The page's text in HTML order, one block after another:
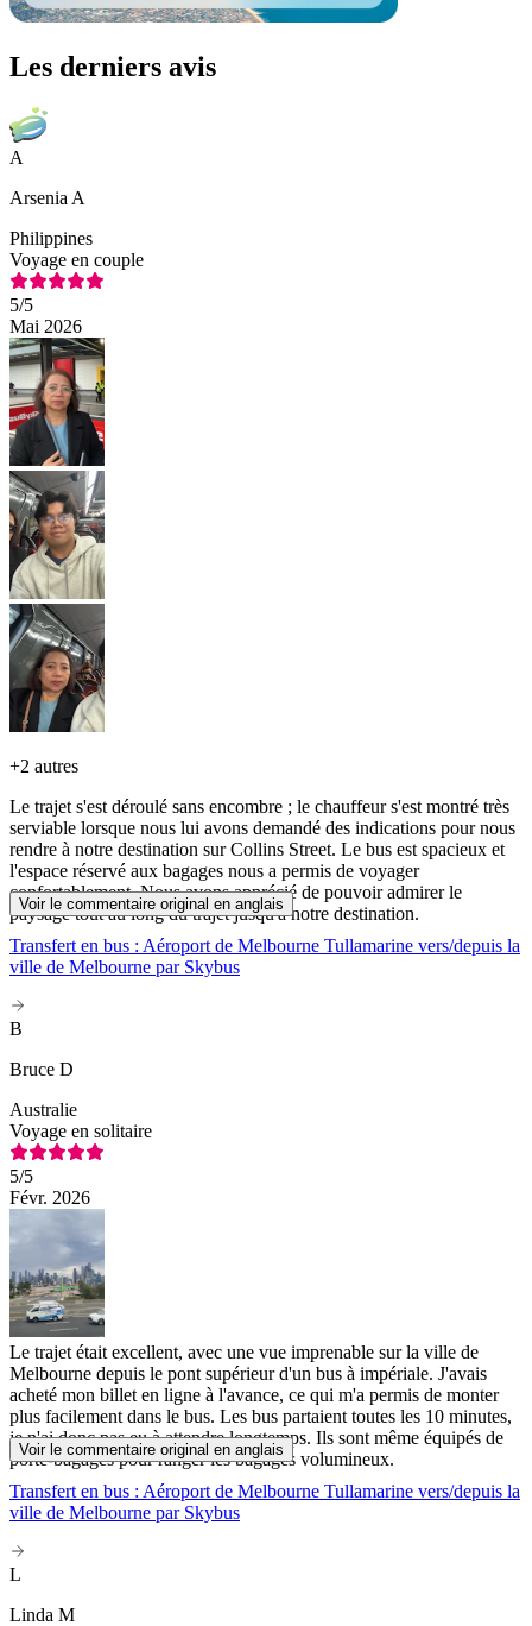
Les derniers avis
A
Arsenia A
Philippines
Voyage en couple
5/5
Mai 2026
+2 autres
Le trajet s'est déroulé sans encombre ; le chauffeur s'est montré très
serviable lorsque nous lui avons demandé des indications pour nous
rendre à notre destination sur Collins Street. Le bus est spacieux et
l'espace réservé aux bagages nous a permis de voyager
confortablement. Nous avons apprécié de pouvoir admirer le
paysage tout au long du trajet jusqu'à notre destination.
Voir le commentaire original en anglais
Transfert en bus : Aéroport de Melbourne Tullamarine vers/depuis la
ville de Melbourne par Skybus
B
Bruce D
Australie
Voyage en solitaire
5/5
Févr. 2026
Le trajet était excellent, avec une vue imprenable sur la ville de
Melbourne depuis le pont supérieur d'un bus à impériale. J'avais
acheté mon billet en ligne à l'avance, ce qui m'a permis de monter
plus facilement dans le bus. Les bus partaient toutes les 10 minutes,
je n'ai donc pas eu à attendre longtemps. Ils sont même équipés de
porte-bagages pour ranger les bagages volumineux.
Voir le commentaire original en anglais
Transfert en bus : Aéroport de Melbourne Tullamarine vers/depuis la
ville de Melbourne par Skybus
L
Linda M